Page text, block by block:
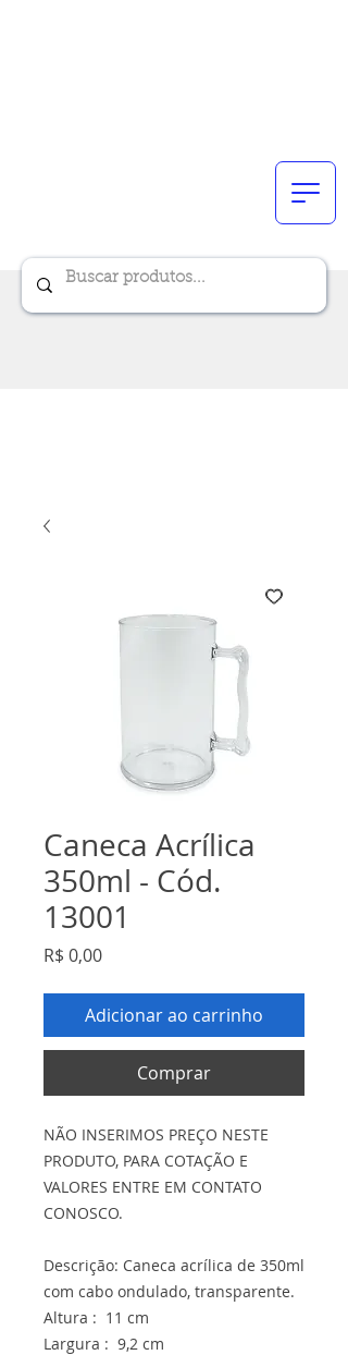
Caneca Acrílica
350ml - Cód.
13001
R$ 0,00Preço
Adicionar ao carrinho
Comprar
NÃO INSERIMOS PREÇO NESTE
PRODUTO, PARA COTAÇÃO E
VALORES ENTRE EM CONTATO
CONOSCO.
Descrição: Caneca acrílica de 350ml
com cabo ondulado, transparente.
Altura : 11 cm
Largura : 9,2 cm